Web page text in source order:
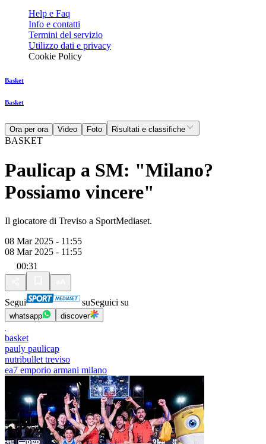
Help e Faq
Info e contatti
Termini del servizio
Utilizzo dati e privacy
Cookie Policy
Basket
Basket
Ora per ora Video Foto Risultati e classifiche
BASKET
Paulicap a SM: "Milano?
Possiamo vincere"
Il giocatore di Treviso a SportMediaset.
08 Mar 2025 - 11:55
08 Mar 2025 - 11:55
00:31
Segui suSeguici su
whatsapp discover
basket
pauly paulicap
nutribullet treviso
ea7 emporio armani milano